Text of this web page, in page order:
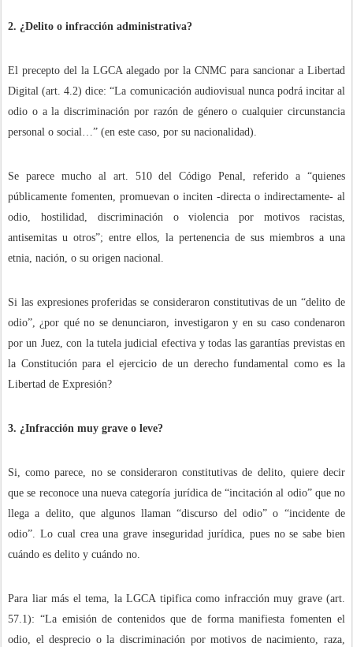
2. ¿Delito o infracción administrativa?
El precepto del la LGCA alegado por la CNMC para sancionar a Libertad
Digital (art. 4.2) dice: “La comunicación audiovisual nunca podrá incitar al
odio o a la discriminación por razón de género o cualquier circunstancia
personal o social…” (en este caso, por su nacionalidad).
Se parece mucho al art. 510 del Código Penal, referido a “quienes
públicamente fomenten, promuevan o inciten -directa o indirectamente- al
odio, hostilidad, discriminación o violencia por motivos racistas,
antisemitas u otros”; entre ellos, la pertenencia de sus miembros a una
etnia, nación, o su origen nacional.
Si las expresiones proferidas se consideraron constitutivas de un “delito de
odio”, ¿por qué no se denunciaron, investigaron y en su caso condenaron
por un Juez, con la tutela judicial efectiva y todas las garantías previstas en
la Constitución para el ejercicio de un derecho fundamental como es la
Libertad de Expresión?
3. ¿Infracción muy grave o leve?
Si, como parece, no se consideraron constitutivas de delito, quiere decir
que se reconoce una nueva categoría jurídica de “incitación al odio” que no
llega a delito, que algunos llaman “discurso del odio” o “incidente de
odio”. Lo cual crea una grave inseguridad jurídica, pues no se sabe bien
cuándo es delito y cuándo no.
Para liar más el tema, la LGCA tipifica como infracción muy grave (art.
57.1): “La emisión de contenidos que de forma manifiesta fomenten el
odio, el desprecio o la discriminación por motivos de nacimiento, raza,